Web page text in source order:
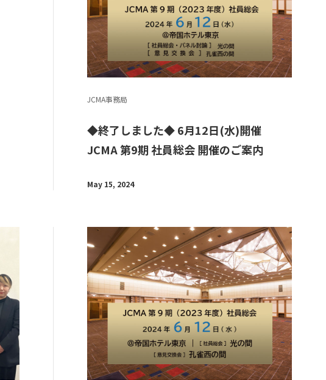
JCMA事務局
◆終了しました◆ 6月12日(水)開催
JCMA 第9期 社員総会 開催のご案内
May 15, 2024